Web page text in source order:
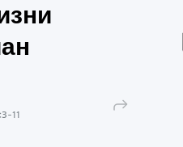
:3-11